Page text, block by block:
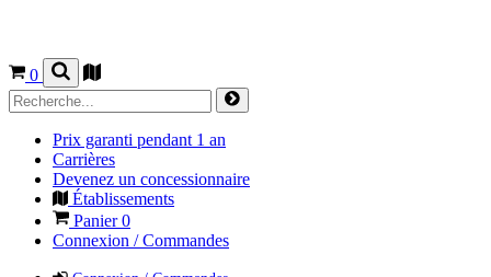
0
Prix garanti pendant 1 an
Carrières
Devenez un concessionnaire
Établissements
Panier0
Connexion / Commandes